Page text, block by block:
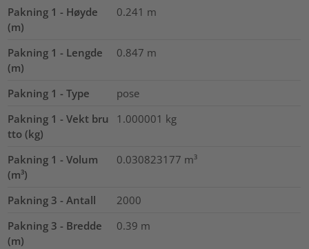
Pakning 1 - Høyde
(m)
0.241 m
Pakning 1 - Lengde
(m)
0.847 m
Pakning 1 - Type
pose
Pakning 1 - Vekt bru
tto (kg)
1.000001 kg
Pakning 1 - Volum
(m³)
0.030823177 m³
Pakning 3 - Antall
2000
Pakning 3 - Bredde
(m)
0.39 m